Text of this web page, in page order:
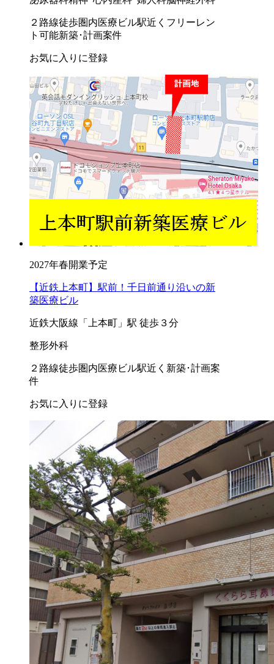
２路線徒歩圏内医療ビル駅近く フリーレン
ト可能新築･計画案件
お気に入りに登録
2027年春開業予定
【近鉄上本町】駅前！千日前通り沿いの新
築医療ビル
近鉄大阪線「上本町」駅 徒歩３分
整形外科
２路線徒歩圏内医療ビル駅近く 新築･計画案
件
お気に入りに登録